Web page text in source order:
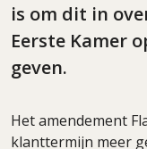
is om dit in
Eerste Kamer
geven.
Het amendement
klanttermijn meer